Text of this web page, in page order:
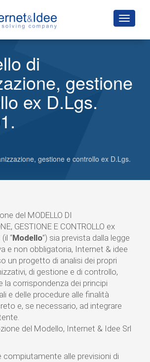
di
gestione
ex D.Lgs.
gestione e controllo ex D.Lgs.
del MODELLO DI
GESTIONE E CONTROLLO ex
“Modello”) sia prevista dalla legge
e non obbligatoria, Internet & idee
un progetto di analisi dei propri
di gestione e di controllo,
la corrispondenza dei principi
e delle procedure alle finalità
e, se necessario, ad integrare
del Modello, Internet & Idee Srl
compiutamente alle previsioni di